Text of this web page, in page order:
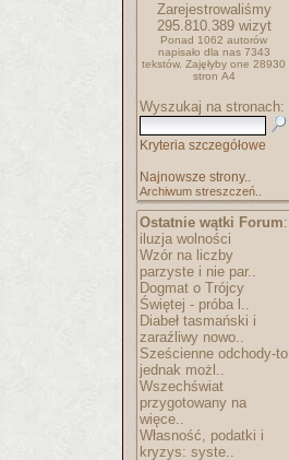
Zarejestrowaliśmy
295.810.389wizyt
Ponad 1062 autorów
napisało dla nas 7343
tekstów. Zajęłyby one 28930
stron A4
Wyszukaj na stronach:
Kryteria szczegółowe
Najnowsze strony..
Archiwum streszczeń..
Ostatnie wątki Forum:
iluzja wolności
Wzór na liczby
parzyste i nie par..
Dogmat o Trójcy
Świętej - próba l..
Diabeł tasmański i
zaraźliwy nowo..
Sześcienne odchody-to
jednak możl..
Wszechświat
przygotowany na
więce..
Własność, podatki i
kryzys: syste..